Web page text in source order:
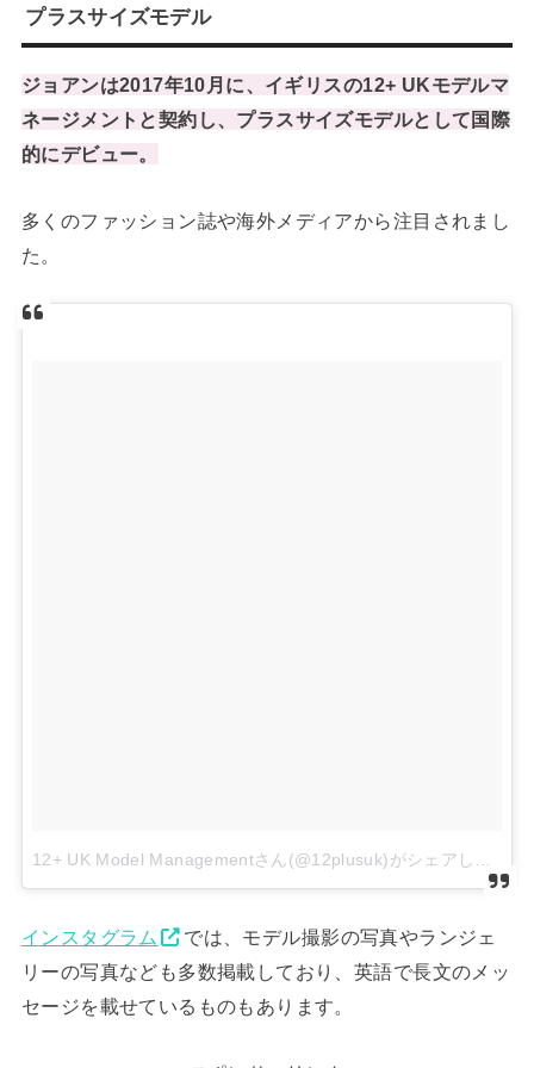
プラスサイズモデル
ジョアンは2017年10月に、イギリスの12+ UKモデルマ
ネージメントと契約し、プラスサイズモデルとして国際
的にデビュー。
多くのファッション誌や海外メディアから注目されまし
た。
インスタグラム
では、モデル撮影の写真やランジェ
リーの写真なども多数掲載しており、英語で長文のメッ
セージを載せているものもあります。